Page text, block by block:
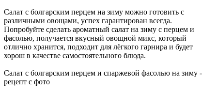
Салат с болгарским перцем на зиму можно готовить с
различными овощами, успех гарантирован всегда.
Попробуйте сделать ароматный салат на зиму с перцем и
фасолью, получается вкусный овощной микс, который
отлично хранится, подходит для лёгкого гарнира и будет
хорош в качестве самостоятельного блюда.
Салат с болгарским перцем и спаржевой фасолью на зиму -
рецепт с фото